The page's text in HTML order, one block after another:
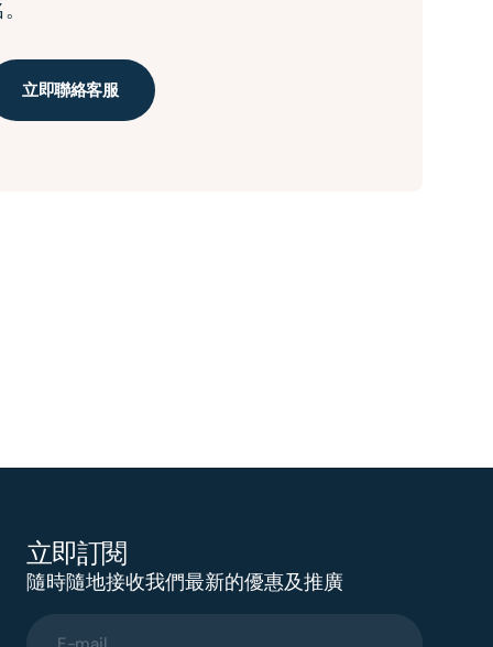
立即聯絡客服
立即訂閱
隨時隨地接收我們最新的優惠及推廣